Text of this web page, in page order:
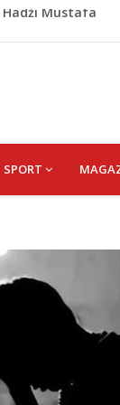
Krupi: Muškarac
okončano „Lito
Mustafa
SPORT